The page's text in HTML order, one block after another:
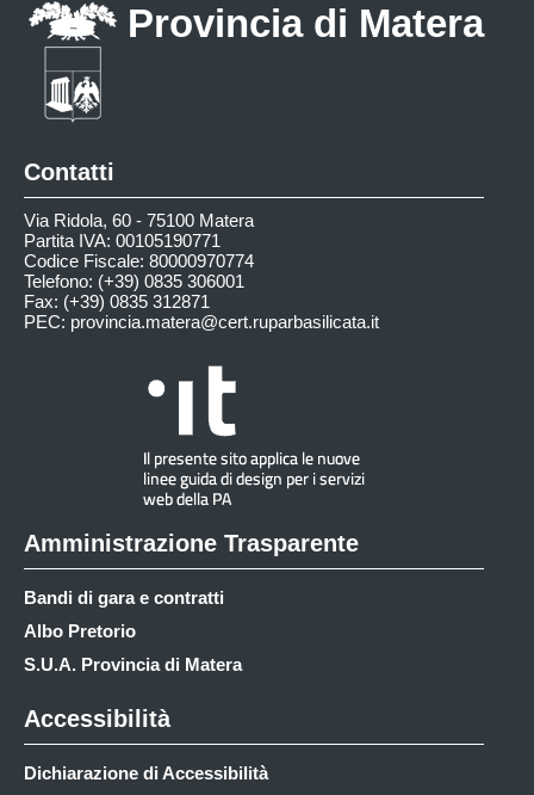
Provincia di Matera
Contatti
Via Ridola, 60 - 75100 Matera
Partita IVA: 00105190771
Codice Fiscale: 80000970774
Telefono: (+39) 0835 306001
Fax: (+39) 0835 312871
PEC: provincia.matera@cert.ruparbasilicata.it
Amministrazione Trasparente
Bandi di gara e contratti
Albo Pretorio
S.U.A. Provincia di Matera
Accessibilità
Dichiarazione di Accessibilità